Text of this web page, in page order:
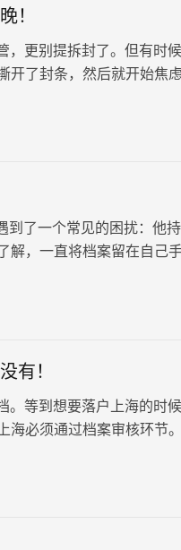
！
，更别提拆封了。但有时
开了封条，然后就开始焦虑
了一个常见的困扰：他
解，一直将档案留在自己
有！
等到想要落户上海的时
海必须通过档案审核环节